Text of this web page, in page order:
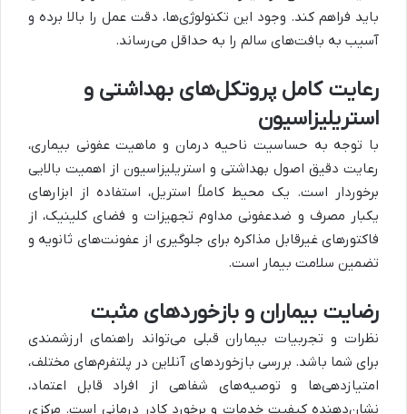
باید فراهم کند. وجود این تکنولوژی‌ها، دقت عمل را بالا برده و
آسیب به بافت‌های سالم را به حداقل می‌رساند.
رعایت کامل پروتکل‌های بهداشتی و
استریلیزاسیون
با توجه به حساسیت ناحیه درمان و ماهیت عفونی بیماری،
رعایت دقیق اصول بهداشتی و استریلیزاسیون از اهمیت بالایی
برخوردار است. یک محیط کاملاً استریل، استفاده از ابزارهای
یکبار مصرف و ضدعفونی مداوم تجهیزات و فضای کلینیک، از
فاکتورهای غیرقابل مذاکره برای جلوگیری از عفونت‌های ثانویه و
تضمین سلامت بیمار است.
رضایت بیماران و بازخوردهای مثبت
نظرات و تجربیات بیماران قبلی می‌تواند راهنمای ارزشمندی
برای شما باشد. بررسی بازخوردهای آنلاین در پلتفرم‌های مختلف،
امتیازدهی‌ها و توصیه‌های شفاهی از افراد قابل اعتماد،
نشان‌دهنده کیفیت خدمات و برخورد کادر درمانی است. مرکزی